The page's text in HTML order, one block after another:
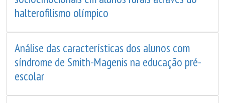
halterofilismo olímpico
Análise das características dos alunos com
síndrome de Smith-Magenis na educação pré-
escolar